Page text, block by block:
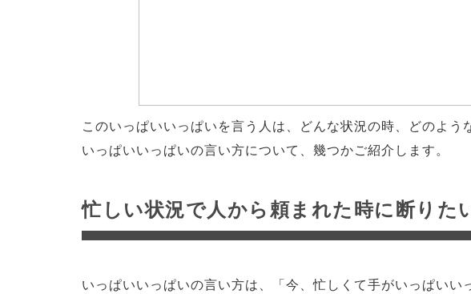
このいっぱいいっぱいを言う人は、どんな状況の時、どのよう
いっぱいいっぱいの言い方について、幾つかご紹介します。
忙しい状況で人から頼まれた時に断りた
いっぱいいっぱいの言い方は、「今、忙しくて手がいっぱいい